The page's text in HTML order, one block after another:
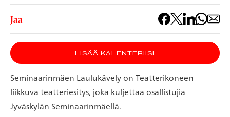
Jaa
LISÄÄ KALENTERIISI
Seminaarinmäen Laulukävely on Teatterikoneen
liikkuva teatteriesitys, joka kuljettaa osallistujia
Jyväskylän Seminaarinmäellä.